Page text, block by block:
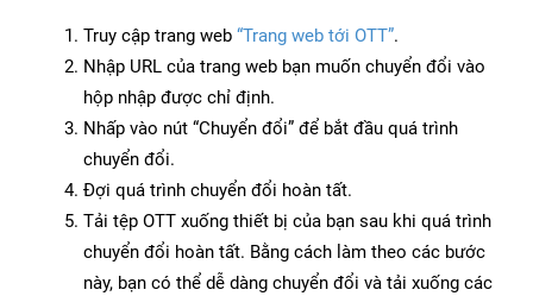
Truy cập trang web “Trang web tới OTT”.
Nhập URL của trang web bạn muốn chuyển đổi vào
hộp nhập được chỉ định.
Nhấp vào nút “Chuyển đổi” để bắt đầu quá trình
chuyển đổi.
Đợi quá trình chuyển đổi hoàn tất.
Tải tệp OTT xuống thiết bị của bạn sau khi quá trình
chuyển đổi hoàn tất. Bằng cách làm theo các bước
này, bạn có thể dễ dàng chuyển đổi và tải xuống các